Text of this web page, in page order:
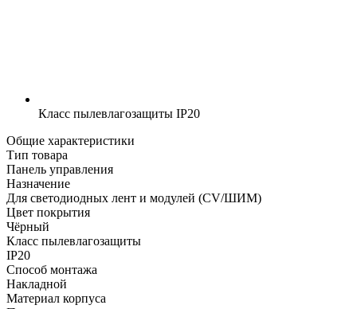
Класс пылевлагозащиты IP20
Общие характеристики
Тип товара
Панель управления
Назначение
Для светодиодных лент и модулей (CV/ШИМ)
Цвет покрытия
Чёрный
Класс пылевлагозащиты
IP20
Способ монтажа
Накладной
Материал корпуса